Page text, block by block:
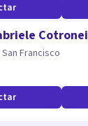
Cotronei
San Francisco